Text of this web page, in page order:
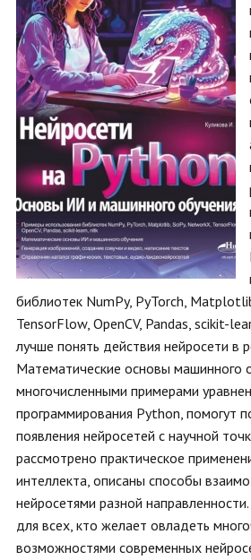
библиотек NumPy, PyTorch,
TensorFlow, OpenCV, Pandas, scikit-
лучше понять действия нейросети в
Математические основы машинного
многочисленными примерами
программирования Python, помогут
появления нейросетей с научной
рассмотрено практическое
интеллекта, описаны способы
нейросетями разной
для всех, кто желает овладеть
возможностями современных